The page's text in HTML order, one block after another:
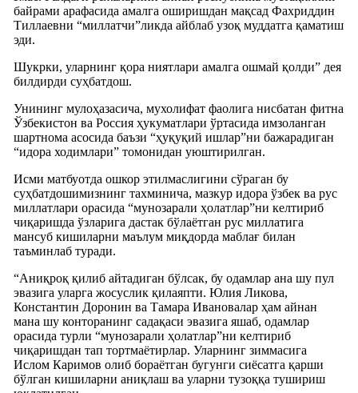
байрами арафасида амалга оширишдан мақсад Фахриддин
Тиллаевни “миллатчи”ликда айблаб узоқ муддатга қаматиш
эди.
Шукрки, уларнинг қора ниятлари амалга ошмай қолди” дея
билдирди суҳбатдош.
Унининг мулоҳазасича, мухолифат фаолига нисбатан фитна
Ўзбекистон ва Россия ҳукуматлари ўртасида имзоланган
шартнома асосида баъзи “ҳуқуқий ишлар”ни бажарадиган
“идора ходимлари” томонидан уюштирилган.
Исми матбуотда ошкор этилмаслигини сўраган бу
суҳбатдошимизнинг тахминича, мазкур идора ўзбек ва рус
миллатлари орасида “мунозарали ҳолатлар”ни келтириб
чиқаришда ўзларига дастак бўлаётган рус миллатига
мансуб кишиларни маълум миқдорда маблағ билан
таъминлаб туради.
“Аниқроқ қилиб айтадиган бўлсак, бу одамлар ана шу пул
эвазига уларга жосуслик қилаяпти. Юлия Ликова,
Константин Доронин ва Тамара Ивановалар ҳам айнан
мана шу конторанинг садақаси эвазига яшаб, одамлар
орасида турли “мунозарали ҳолатлар”ни келтириб
чиқаришдан тап тортмаётирлар. Уларнинг зиммасига
Ислом Каримов олиб бораётган бугунги сиёсатга қарши
бўлган кишиларни аниқлаш ва уларни тузоққа тушириш